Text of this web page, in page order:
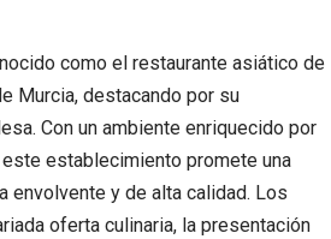
como el restaurante asiático de
Murcia, destacando por su
Con un ambiente enriquecido por
establecimiento promete una
envolvente y de alta calidad. Los
oferta culinaria, la presentación